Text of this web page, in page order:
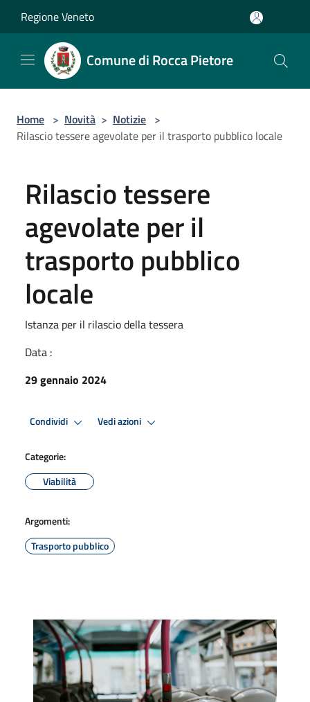
Regione Veneto
Comune di Rocca Pietore
Home > Novità > Notizie >
Rilascio tessere agevolate per il trasporto pubblico locale
Rilascio tessere
agevolate per il
trasporto pubblico
locale
Istanza per il rilascio della tessera
Data :
29 gennaio 2024
Condividi Vedi azioni
Categorie:
Viabilità
Argomenti:
Trasporto pubblico